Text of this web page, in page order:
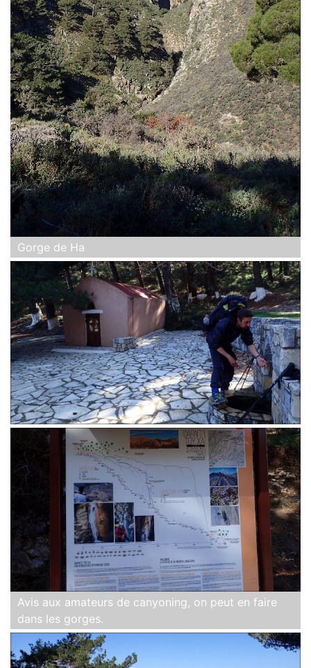
Gorge de Ha
Avis aux amateurs de canyoning, on peut en faire
dans les gorges.